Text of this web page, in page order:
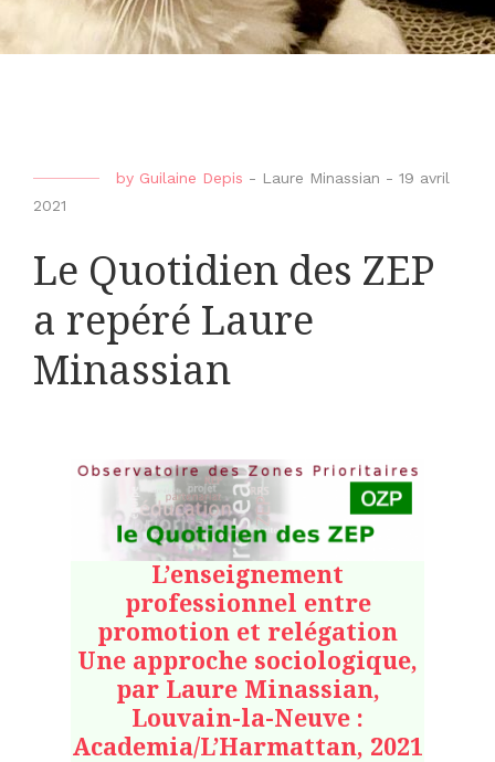
by Guilaine Depis - Laure Minassian - 19 avril
2021
Le Quotidien des ZEP
a repéré Laure
Minassian
L’enseignement
professionnel entre
promotion et relégation
Une approche sociologique,
par Laure Minassian,
Louvain-la-Neuve :
Academia/L’Harmattan, 2021